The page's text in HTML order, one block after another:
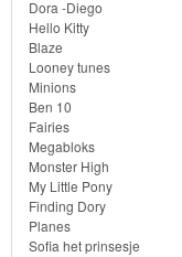
Birds
Batman
Goede
dinosaurus
Dora
-
Dora -Diego
Hello Kitty
Blaze
Looney tunes
Minions
Ben 10
Fairies
Megabloks
Monster High
My Little Pony
Finding Dory
Planes
Sofia het prinsesje